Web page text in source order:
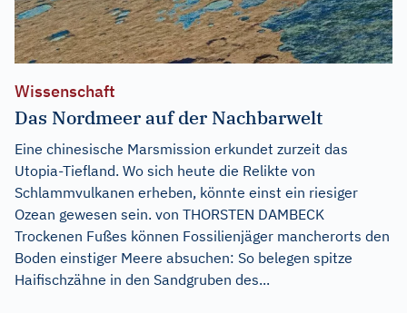
Wissenschaft
Das Nordmeer auf der Nachbarwelt
Eine chinesische Marsmission erkundet zurzeit das
Utopia-Tiefland. Wo sich heute die Relikte von
Schlammvulkanen erheben, könnte einst ein riesiger
Ozean gewesen sein. von THORSTEN DAMBECK
Trockenen Fußes können Fossilienjäger mancherorts den
Boden einstiger Meere absuchen: So belegen spitze
Haifischzähne in den Sandgruben des...